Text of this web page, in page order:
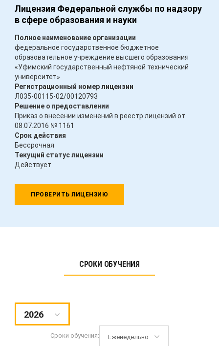
Лицензия Федеральной службы по надзору
в сфере образования и науки
Полное наименование организации
федеральное государственное бюджетное
образовательное учреждение высшего образования
«Уфимский государственный нефтяной технический
университет»
Регистрационный номер лицензии
Л035-00115-02/00120793
Решение о предоставлении
Приказ о внесении изменений в реестр лицензий от
08.07.2016 № 1161
Срок действия
Бессрочная
Текущий статус лицензии
Действует
ПРОВЕРИТЬ ЛИЦЕНЗИЮ
СРОКИ ОБУЧЕНИЯ
2026
Сроки обучения: Еженедельно